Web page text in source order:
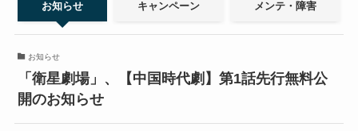
お知らせ キャンペーン メンテ・障害
お知らせ
「衛星劇場」、【中国時代劇】第1話先行無料公
開のお知らせ